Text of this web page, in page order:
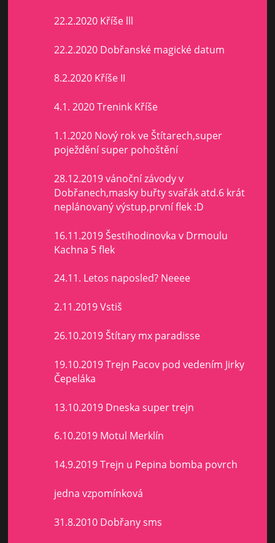
22.2.2020 Kříše lll
22.2.2020 Dobřanské magické datum
8.2.2020 Kříše II
4.1. 2020 Trenink Kříše
1.1.2020 Nový rok ve Štítarech,super
poježdění super pohoštění
28.12.2019 vánoční závody v
Dobřanech,masky buřty svařák atd.6 krát
neplánovaný výstup,první flek :D
16.11.2019 Šestihodinovka v Drmoulu
Kachna 5 flek
24.11. Letos naposled? Neeee
2.11.2019 Vstiš
26.10.2019 Štítary mx paradisse
19.10.2019 Trejn Pacov pod vedením Jirky
Čepeláka
13.10.2019 Dneska super trejn
6.10.2019 Motul Merklín
14.9.2019 Trejn u Pepina bomba povrch
jedna vzpomínková
31.8.2010 Dobřany sms